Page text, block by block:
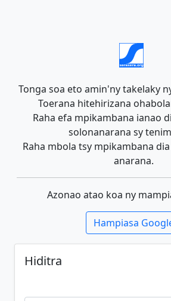
Tonga soa eto amin'ny takelaky
Toerana hitehirizana
Raha efa mpikambana ianao
solonanarana sy
Raha mbola tsy mpikambana
anarana.
Azonao atao koa ny
Hampiasa
Hiditra